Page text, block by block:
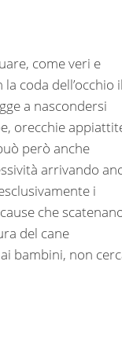
come veri e
coda dell’occhio il
a nascondersi
orecchie
però anche
arrivando
i
che
del cane
bambini, non